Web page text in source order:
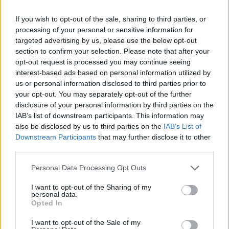
If you wish to opt-out of the sale, sharing to third parties, or
processing of your personal or sensitive information for
targeted advertising by us, please use the below opt-out
section to confirm your selection. Please note that after your
opt-out request is processed you may continue seeing
interest-based ads based on personal information utilized by
us or personal information disclosed to third parties prior to
your opt-out. You may separately opt-out of the further
disclosure of your personal information by third parties on the
IAB’s list of downstream participants. This information may
also be disclosed by us to third parties on the IAB’s List of
Downstream Participants that may further disclose it to other
Personal Data Processing Opt Outs
I want to opt-out of the Sharing of my
personal data.
Opted In
I want to opt-out of the Sale of my
superiore per la rossa.
Carne rossa: cosa
accade al nostro
corpo?
Da anni proprio la carne rossa viene considerata
generalmente ed in modo approssimativo
malattie anche gravi, dalla
malattie cardiovascolari,osteoporosi
e
problemiai reni